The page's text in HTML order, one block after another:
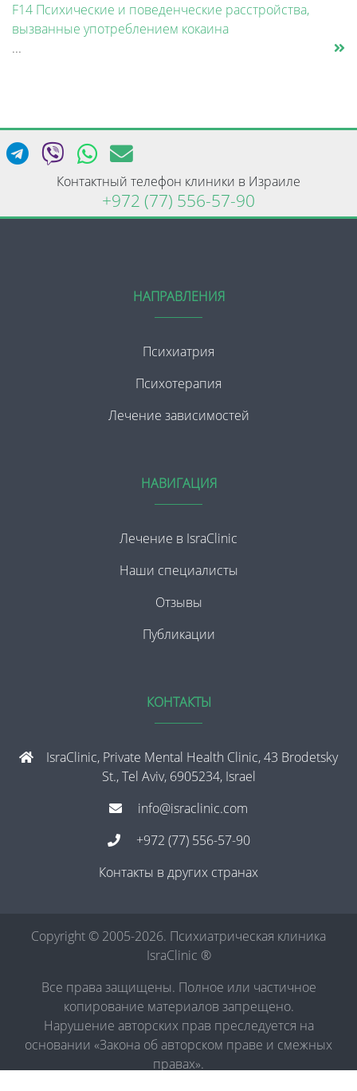
F14 Психические и поведенческие расстройства,
вызванные употреблением кокаина
...
Контактный телефон клиники в Израиле
+972 (77) 556-57-90
НАПРАВЛЕНИЯ
Психиатрия
Психотерапия
Лечение зависимостей
НАВИГАЦИЯ
Лечение в IsraClinic
Наши специалисты
Отзывы
Публикации
КОНТАКТЫ
IsraClinic, Private Mental Health Clinic, 43 Brodetsky
St., Tel Aviv, 6905234, Israel
info@israclinic.com
+972 (77) 556-57-90
Контакты в других странах
Copyright © 2005-2026. Психиатрическая клиника
IsraClinic ®
Все права защищены. Полное или частичное
копирование материалов запрещено.
Нарушение авторских прав преследуется на
основании «Закона об авторском праве и смежных
правах».